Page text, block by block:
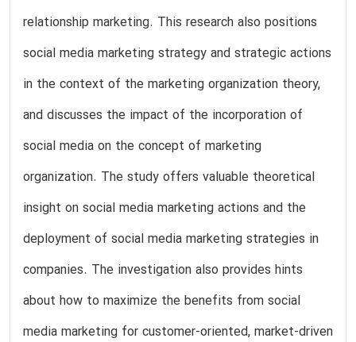
relationship marketing. This research also positions
social media marketing strategy and strategic actions
in the context of the marketing organization theory,
and discusses the impact of the incorporation of
social media on the concept of marketing
organization. The study offers valuable theoretical
insight on social media marketing actions and the
deployment of social media marketing strategies in
companies. The investigation also provides hints
about how to maximize the benefits from social
media marketing for customer-oriented, market-driven